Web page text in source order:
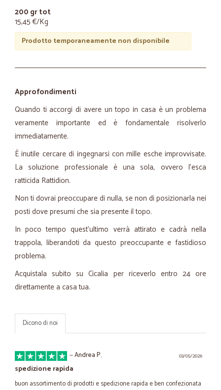
200 gr tot
15,45 €/Kg
Prodotto temporaneamente non disponibile
Approfondimenti
Quando ti accorgi di avere un topo in casa è un problema
veramente importante ed è fondamentale risolverlo
immediatamente.
È inutile cercare di ingegnarsi con mille esche improvvisate.
La soluzione professionale è una sola, ovvero l'esca
ratticida Rattidion.
Non ti dovrai preoccupare di nulla, se non di posizionarla nei
posti dove presumi che sia presente il topo.
In poco tempo quest'ultimo verrà attirato e cadrà nella
trappola, liberandoti da questo preoccupante e fastidioso
problema.
Acquistala subito su Cicalia per riceverlo entro 24 ore
direttamente a casa tua.
Dicono di noi
03/05/2026
—Andrea P.
spedizione rapida
buon assortimento di prodotti e spedizione rapida e ben confezionata